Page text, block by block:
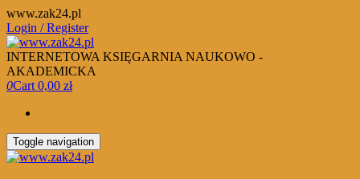
Skip
to
the
content
www.zak24.pl
Login / Register
INTERNETOWA KSIĘGARNIA NAUKOWO -
AKADEMICKA
0Cart 0,00 zł
Toggle navigation